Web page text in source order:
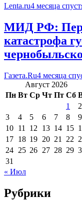
Lenta.ru4 месяца
МИД РФ:
катастрофа
Газета.Ru4 месяца
Август 2026
Пн Вт Ср Чт Пт Сб
1
2
3
4 5 6 7 8
9
10 11 12 13 14 15
17 18 19 20 21 22
24 25 26 27 28 29
31
« Июл
Рубрики